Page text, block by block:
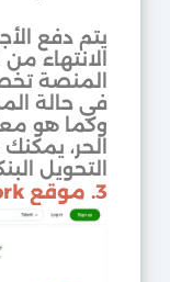
يتم دفع
الانتهاء
في حالة
وكما هو
التحويل
3. موقع UpWork